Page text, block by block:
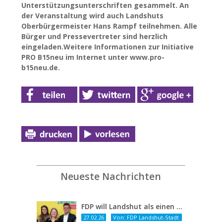
Unterstützungsunterschriften gesammelt. An
der Veranstaltung wird auch Landshuts
Oberbürgermeister Hans Rampf teilnehmen. Alle
Bürger und Pressevertreter sind herzlich
eingeladen.Weitere Informationen zur Initiative
PRO B15neu im Internet unter www.pro-
b15neu.de.
Neueste Nachrichten
FDP will Landshut als einen echten Chancenort gestalten
27.02.26
Von: FDP Landshut-Stadt